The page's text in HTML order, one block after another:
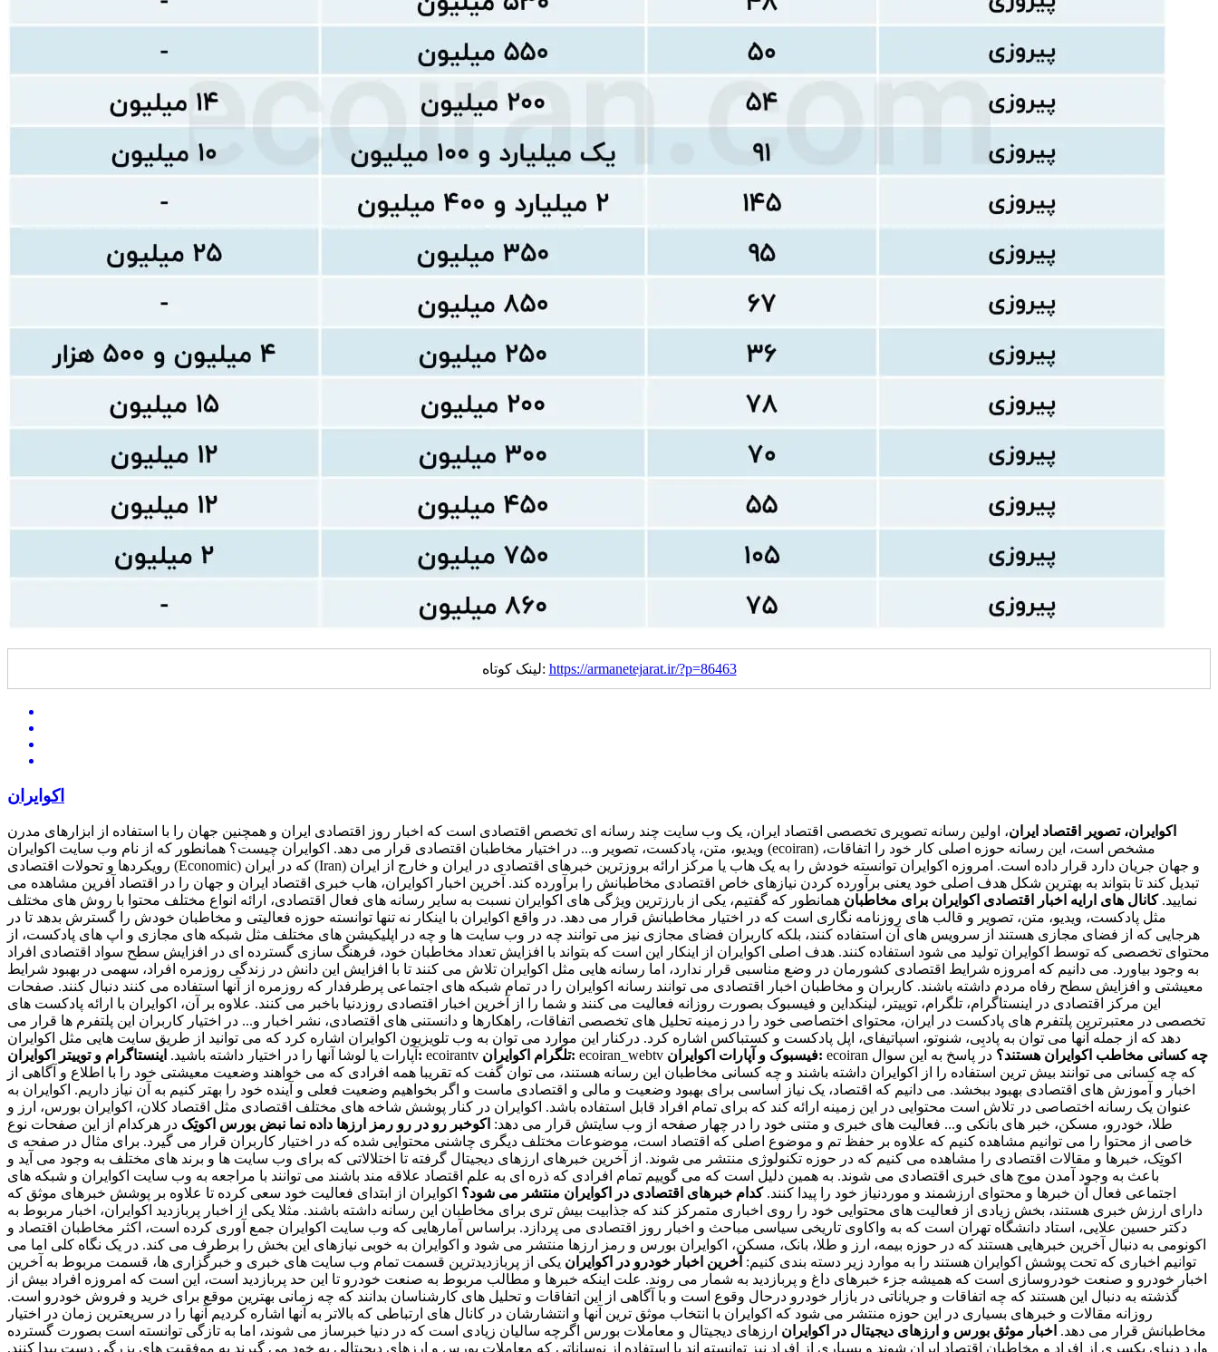
لینک کوتاه: https://armanetejarat.ir/?p=86463
اکوایران
اکوایران، تصویر اقتصاد ایران، اولین رسانه تصویری تخصصی اقتصاد ایران، یک وب سایت چند رسانه ای تخصص اقتصادی است که اخبار روز اقتصادی ایران و همچنین جهان را با استفاده از ابزارهای مدرن
ویدیو، متن، پادکست، تصویر و... در اختیار مخاطبان اقتصادی قرار می دهد. اکوایران چیست؟ همانطور که از نام وب سایت اکوایران (ecoiran) مشخص است، این رسانه حوزه اصلی کار خود را اتفاقات،
رویکردها و تحولات اقتصادی (Economic) که در ایران (Iran) و جهان جریان دارد قرار داده است. امروزه اکوایران توانسته خودش را به یک هاب یا مرکز ارائه بروزترین خبرهای اقتصادی در ایران و خارج از ایران
تبدیل کند تا بتواند به بهترین شکل هدف اصلی خود یعنی برآورده کردن نیازهای خاص اقتصادی مخاطبانش را برآورده کند. آخرین اخبار اکوایران، هاب خبری اقتصاد ایران و جهان را در اقتصاد آفرین مشاهده می
نمایید.کانال های ارایه اخبار اقتصادی اکوایران برای مخاطبان همانطور که گفتیم، یکی از بارزترین ویژگی های اکوایران نسبت به سایر رسانه های فعال اقتصادی، ارائه انواع مختلف محتوا با روش های مختلف
مثل پادکست، ویدیو، متن، تصویر و قالب های روزنامه نگاری است که در اختیار مخاطبانش قرار می دهد. در واقع اکوایران با اینکار نه تنها توانسته حوزه فعالیتی و مخاطبان خودش را گسترش بدهد تا در
هرجایی که از فضای مجازی هستند از سرویس های آن استفاده کنند، بلکه کاربران فضای مجازی نیز می توانند چه در وب سایت ها و چه در اپلیکیشن های مختلف مثل شبکه های مجازی و اپ های پادکست، از
محتوای تخصصی که توسط اکوایران تولید می شود استفاده کنند. هدف اصلی اکوایران از اینکار این است که بتواند با افزایش تعداد مخاطبان خود، فرهنگ سازی گسترده ای در افزایش سطح سواد اقتصادی افراد
به وجود بیاورد. می دانیم که امروزه شرایط اقتصادی کشورمان در وضع مناسبی قرار ندارد، اما رسانه هایی مثل اکوایران تلاش می کنند تا با افزایش این دانش در زندگی روزمره افراد، سهمی در بهبود شرایط
معیشتی و افزایش سطح رفاه مردم داشته باشند. کاربران و مخاطبان اخبار اقتصادی می توانند رسانه اکوایران را در تمام شبکه های اجتماعی پرطرفدار که روزمره از آنها استفاده می کنند دنبال کنند. صفحات
این مرکز اقتصادی در اینستاگرام، تلگرام، توییتر، لینکداین و فیسبوک بصورت روزانه فعالیت می کنند و شما را از آخرین اخبار اقتصادی روزدنیا باخبر می کنند. علاوه بر آن، اکوایران با ارائه پادکست های
تخصصی در معتبرترین پلتفرم های پادکست در ایران، محتوای اختصاصی خود را در زمینه تحلیل های تخصصی اتفاقات، راهکارها و دانستنی های اقتصادی، نشر اخبار و... در اختیار کاربران این پلتفرم ها قرار می
دهد که از جمله آنها می توان به پادبِی، شنوتو، اسپاتیفای، اپل پادکست و کستباکس اشاره کرد. درکنار این موارد می توان به وب تلویزیون اکوایران اشاره کرد که می توانید از طریق سایت هایی مثل اکوایران
آپارات یا لوشا آنها را در اختیار داشته باشید. اینستاگرام و توییتر اکوایران: ecoirantv تلگرام اکوایران: ecoiran_webtv فیسبوک و آپارات اکوایران: ecoiran چه کسانی مخاطب اکوایران هستند؟ در پاسخ به این سوال
که چه کسانی می توانند بیش ترین استفاده را از اکوایران داشته باشند و چه کسانی مخاطبان این رسانه هستند، می توان گفت که تقریبا همه افرادی که می خواهند وضعیت معیشتی خود را با اطلاع و آگاهی از
اخبار و آموزش های اقتصادی بهبود ببخشد. می دانیم که اقتصاد، یک نیاز اساسی برای بهبود وضعیت و مالی و اقتصادی ماست و اگر بخواهیم وضعیت فعلی و آینده خود را بهتر کنیم به آن نیاز داریم. اکوایران به
عنوان یک رسانه اختصاصی در تلاش است محتوایی در این زمینه ارائه کند که برای تمام افراد قابل استفاده باشد. اکوایران در کنار پوشش شاخه های مختلف اقتصادی مثل اقتصاد کلان، اکوایران بورس، ارز و
طلا، خودرو، مسکن، خبر های بانکی و... فعالیت های خبری و متنی خود را در چهار صفحه از وب سایتش قرار می دهد: اکوخبر رو در رو رمز ارزها داده نما نبض بورس اکوتِک در هرکدام از این صفحات نوع
خاصی از محتوا را می توانیم مشاهده کنیم که علاوه بر حفظ تم و موضوع اصلی که اقتصاد است، موضوعات مختلف دیگری چاشنی محتوایی شده که در اختیار کاربران قرار می گیرد. برای مثال در صفحه ی
اکوتِک، خبرها و مقالات اقتصادی را مشاهده می کنیم که در حوزه تکنولوژی منتشر می شوند. از آخرین خبرهای ارزهای دیجیتال گرفته تا اختلالاتی که برای وب سایت ها و برند های مختلف به وجود می آید و
باعث به وجود آمدن موج های خبری اقتصادی می شوند. به همین دلیل است که می گوییم تمام افرادی که ذره ای به علم اقتصاد علاقه مند باشند می توانند با مراجعه به وب سایت اکوایران و شبکه های
اجتماعی فعال آن خبرها و محتوای ارزشمند و موردنیاز خود را پیدا کنند.کدام خبرهای اقتصادی در اکوایران منتشر می شود؟ اکوایران از ابتدای فعالیت خود سعی کرده تا علاوه بر پوشش خبرهای موثق که
دارای ارزش خبری هستند، بخش زیادی از فعالیت های محتوایی خود را روی اخباری متمرکز کند که جذابیت بیش تری برای مخاطبان این رسانه داشته باشند. مثلا یکی از اخبار پربازدید اکوایران، اخبار مربوط به
دکتر حسین علایی، استاد دانشگاه تهران است که به واکاوی تاریخی سیاسی مباحث و اخبار روز اقتصادی می پردازد. براساس آمارهایی که وب سایت اکوایران جمع آوری کرده است، اکثر مخاطبان اقتصاد و
اکونومی به دنبال آخرین خبرهایی هستند که در حوزه بیمه، ارز و طلا، بانک، مسکن، اکوایران بورس و رمز ارزها منتشر می شود و اکوایران به خوبی نیازهای این بخش را برطرف می کند. در یک نگاه کلی اما می
توانیم اخباری که تحت پوشش اکوایران هستند را به موارد زیر دسته بندی کنیم: آخرین اخبار خودرو در اکوایران یکی از پربازدیدترین قسمت تمام وب سایت های خبری و خبرگزاری ها، قسمت مربوط به آخرین
اخبار خودرو و صنعت خودروسازی است که همیشه جزء خبرهای داغ و پربازدید به شمار می روند. علت اینکه خبرها و مطالب مربوط به صنعت خودرو تا این حد پربازدید است، این است که امروزه افراد بیش از
گذشته به دنبال این هستند که چه اتفاقات و جریاناتی در بازار خودرو درحال وقوع است و با آگاهی از این اتفاقات و تحلیل های کارشناسان بدانند که چه زمانی بهترین موقع برای خرید و فروش خودرو است.
روزانه مقالات و خبرهای بسیاری در این حوزه منتشر می شود که اکوایران با انتخاب موثق ترین آنها و انتشارشان در کانال های ارتباطی که بالاتر به آنها اشاره کردیم آنها را در سریعترین زمان در اختیار
مخاطبانش قرار می دهد. اخبار موثق بورس و ارزهای دیجیتال در اکوایران ارزهای دیجیتال و معاملات بورس اگرچه سالیان زیادی است که در دنیا خبرساز می شوند، اما به تازگی توانسته است بصورت گسترده
وارد دنیای یکسری از افراد و مخاطبان اقتصاد ایران شوند و بسیاری از افراد نیز توانسته اند با استفاده از نوساناتی که معاملات بورس و ارزهای دیجیتالی به خود می گیرند به موفقیت های بزرگی دست پیدا کنند.